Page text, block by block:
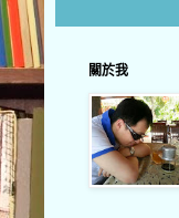
關於我